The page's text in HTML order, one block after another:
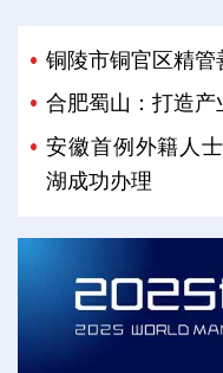
铜陵市铜官区精管
合肥蜀山：打造产
安徽首例外籍人
湖成功办理